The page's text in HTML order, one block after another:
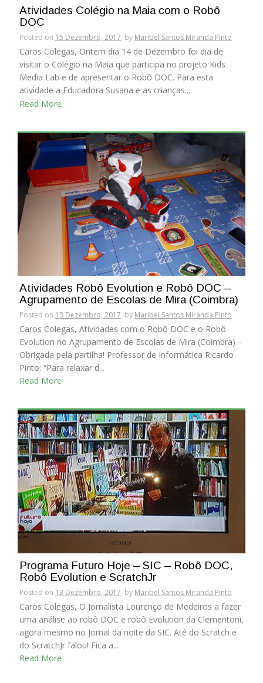
Atividades Colégio na Maia com o Robô
DOC
Posted on 15 Dezembro, 2017 by Maribel Santos Miranda Pinto
Caros Colegas, Ontem dia 14 de Dezembro foi dia de
visitar o Colégio na Maia que participa no projeto Kids
Media Lab e de apresentar o Robô DOC. Para esta
atividade a Educadora Susana e as crianças...
Read More
Atividades Robô Evolution e Robô DOC –
Agrupamento de Escolas de Mira (Coimbra)
Posted on 13 Dezembro, 2017 by Maribel Santos Miranda Pinto
Caros Colegas, Atividades com o Robô DOC e o Robô
Evolution no Agrupamento de Escolas de Mira (Coimbra) –
Obrigada pela partilha! Professor de Informática Ricardo
Pinto: “Para relaxar d...
Read More
Programa Futuro Hoje – SIC – Robô DOC,
Robô Evolution e ScratchJr
Posted on 13 Dezembro, 2017 by Maribel Santos Miranda Pinto
Caros Colegas, O Jornalista Lourenço de Medeiros a fazer
uma análise ao robô DOC e robô Evolution da Clementoni,
agora mesmo no Jornal da noite da SIC. Até do Scratch e
do ScratchJr falou! Fica a...
Read More